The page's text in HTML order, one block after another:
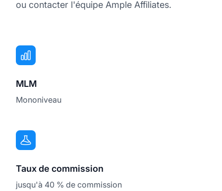
ou contacter l'équipe Ample Affiliates.
MLM
Mononiveau
Taux de commission
jusqu'à 40 % de commission